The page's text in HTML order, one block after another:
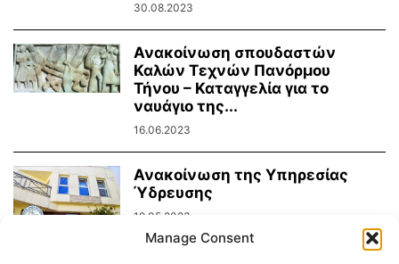
Manage Consent
30.08.2023
Ανακοίνωση σπουδαστών
Καλών Τεχνών Πανόρμου
Τήνου – Καταγγελία για το
ναυάγιο της...
16.06.2023
Ανακοίνωση της Υπηρεσίας
Ύδρευσης
19.05.2023